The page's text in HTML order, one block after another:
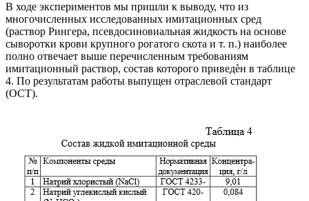
В ходе экспериментов мы пришли к выводу, что из
многочисленных исследованных имитационных сред
(раствор Рингера, псевдосиновиальная жидкость на основе
сыворотки крови крупного рогатого скота и т. п.) наиболее
полно отвечает выше перечисленным требованиям
имитационный раствор, состав которого приведѐн в таблице
4. По результатам работы выпущен отраслевой стандарт
(ОСТ).